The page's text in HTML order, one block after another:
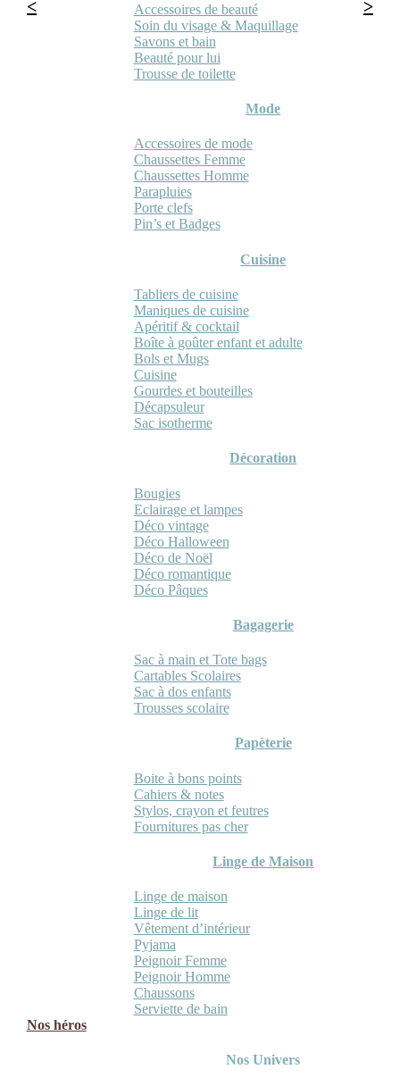
Accessoires de beauté
Soin du visage & Maquillage
Savons et bain
Beauté pour lui
Trousse de toilette
Mode
Accessoires de mode
Chaussettes Femme
Chaussettes Homme
Parapluies
Porte clefs
Pin’s et Badges
Cuisine
Tabliers de cuisine
Maniques de cuisine
Apéritif & cocktail
Boîte à goûter enfant et adulte
Bols et Mugs
Cuisine
Gourdes et bouteilles
Décapsuleur
Sac isotherme
Décoration
Bougies
Eclairage et lampes
Déco vintage
Déco Halloween
Déco de Noël
Déco romantique
Déco Pâques
Bagagerie
Sac à main et Tote bags
Cartables Scolaires
Sac à dos enfants
Trousses scolaire
Papèterie
Boite à bons points
Cahiers & notes
Stylos, crayon et feutres
Fournitures pas cher
Linge de Maison
Linge de maison
Linge de lit
Vêtement d’intérieur
Pyjama
Peignoir Femme
Peignoir Homme
Chaussons
Serviette de bain
Nos héros
Nos Univers